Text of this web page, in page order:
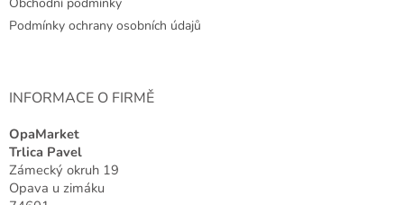
Podmínky ochrany osobních údajů
INFORMACE O FIRMĚ
OpaMarket
Trlica Pavel
Zámecký okruh 19
Opava u zimáku